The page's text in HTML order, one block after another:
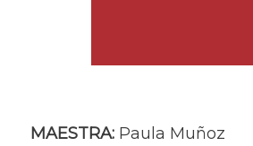
MAESTRA:Paula Muñoz